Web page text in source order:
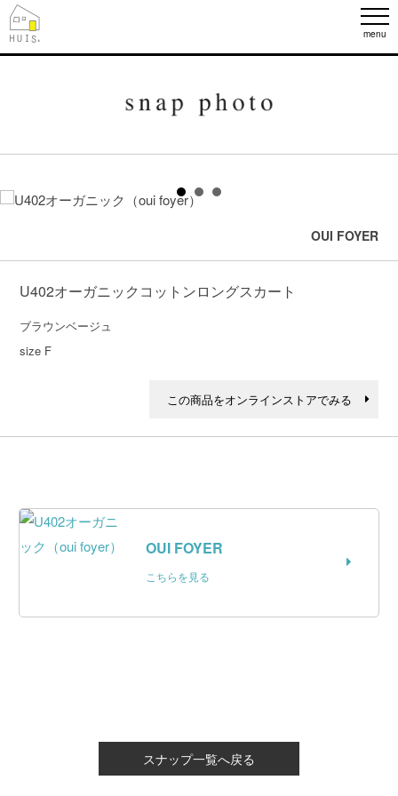
menu
OUI FOYER
U402オーガニックコットンロングスカート
ブラウンベージュ
size F
この商品をオンラインストアでみる
OUI FOYER
こちらを見る
スナップ一覧へ戻る